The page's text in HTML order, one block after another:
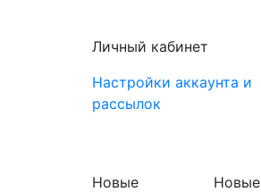
Личный кабинет
Настройки аккаунта и
рассылок
Новые
Новые